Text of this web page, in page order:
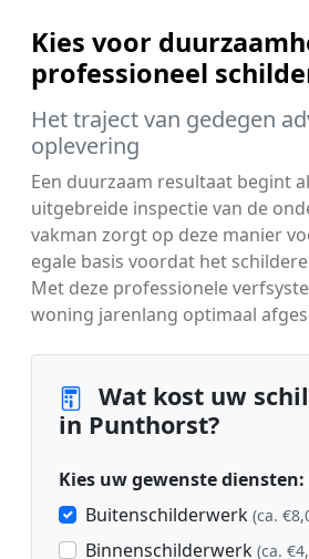
Kies voor
professioneel
Het traject van gedegen
oplevering
Een duurzaam resultaat begint
uitgebreide inspectie van de
vakman zorgt op deze manier
egale basis voordat het
Met deze professionele
woning jarenlang optimaal
Wat kost uw
in Punthorst?
Kies uw gewenste diensten:
Buitenschilderwerk (ca.
Binnenschilderwerk (ca.